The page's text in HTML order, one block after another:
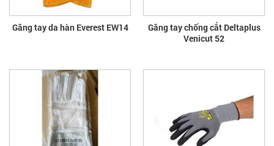
Găng tay da hàn Everest EW14
Găng tay chống cắt Deltaplus
Venicut 52